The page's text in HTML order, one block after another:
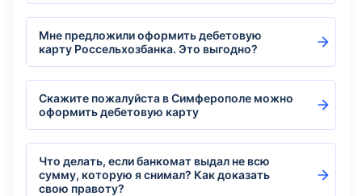
Мне предложили оформить дебетовую
карту Россельхозбанка. Это выгодно?
Скажите пожалуйста в Симферополе можно
оформить дебетовую карту
Что делать, если банкомат выдал не всю
сумму, которую я снимал? Как доказать
свою правоту?